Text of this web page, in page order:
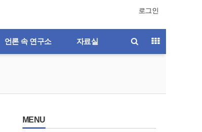
로그인
언론 속 연구소 자료실
MENU